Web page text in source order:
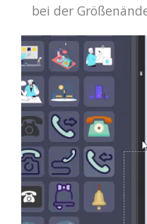
bei der